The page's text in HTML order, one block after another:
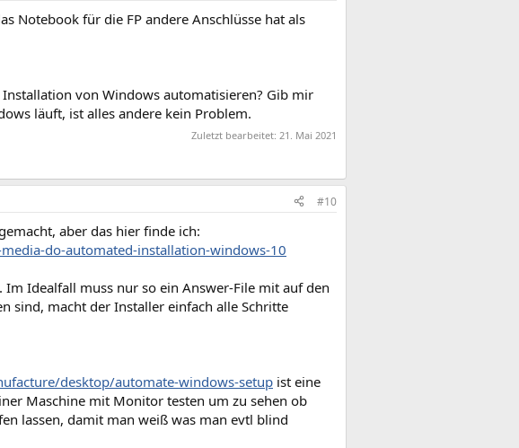
Notebook für die FP andere Anschlüsse hat als
von Windows automatisieren? Gib mir
läuft, ist alles andere kein Problem.
Zuletzt bearbeitet: 21. Mai 2021
#10
aber das hier finde ich:
do-automated-installation-windows-10
Idealfall muss nur so ein Answer-File mit auf den
sind, macht der Installer einfach alle Schritte
desktop/automate-windows-setup ist eine
Maschine mit Monitor testen um zu sehen ob
lassen, damit man weiß was man evtl blind